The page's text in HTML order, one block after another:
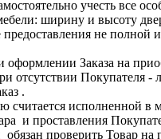
учесть все
ширину и высоту
предоставления не
Заказа на
отсутствии
.
считается
и проставления
проверить Товар